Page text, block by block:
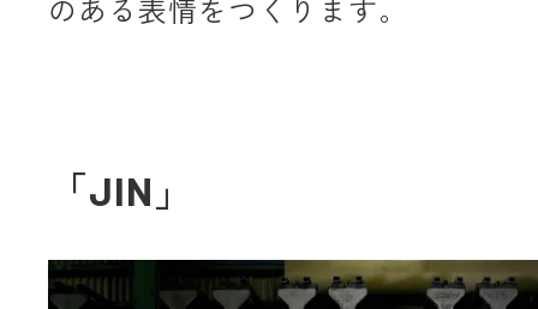
のある表情をつくります。
「JIN」